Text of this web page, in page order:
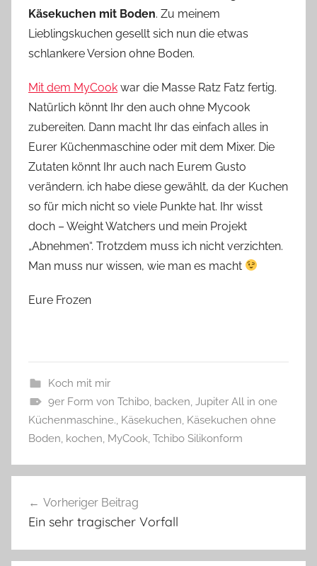
Käsekuchen mit Boden. Zu meinem
Lieblingskuchen gesellt sich nun die etwas
schlankere Version ohne Boden.
Mit dem MyCook war die Masse Ratz Fatz fertig.
Natürlich könnt Ihr den auch ohne Mycook
zubereiten. Dann macht Ihr das einfach alles in
Eurer Küchenmaschine oder mit dem Mixer. Die
Zutaten könnt Ihr auch nach Eurem Gusto
verändern. ich habe diese gewählt, da der Kuchen
so für mich nicht so viele Punkte hat. Ihr wisst
doch – Weight Watchers und mein Projekt
„Abnehmen“. Trotzdem muss ich nicht verzichten.
Man muss nur wissen, wie man es macht
Eure Frozen
Koch mit mir
9er Form von Tchibo, backen, Jupiter All in one
Küchenmaschine., Käsekuchen, Käsekuchen ohne
Boden, kochen, MyCook, Tchibo Silikonform
Vorheriger Beitrag
Ein sehr tragischer Vorfall